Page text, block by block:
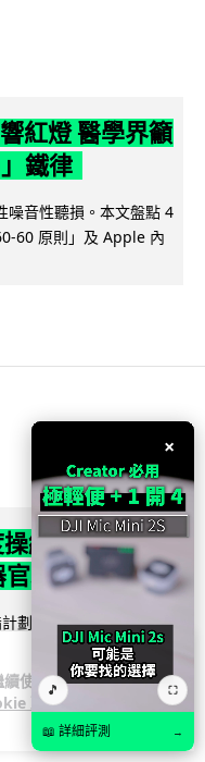
使用
政
紅燈 醫學界籲
鐵律
噪音性聽損。本文盤點 4
60 原則」及 Apple 內
操練 成都男
衰竭
劃，45 日內減去約 20
性膿毒症、膿毒性休克
×
🎵 ⛶
📖 詳細評測 →